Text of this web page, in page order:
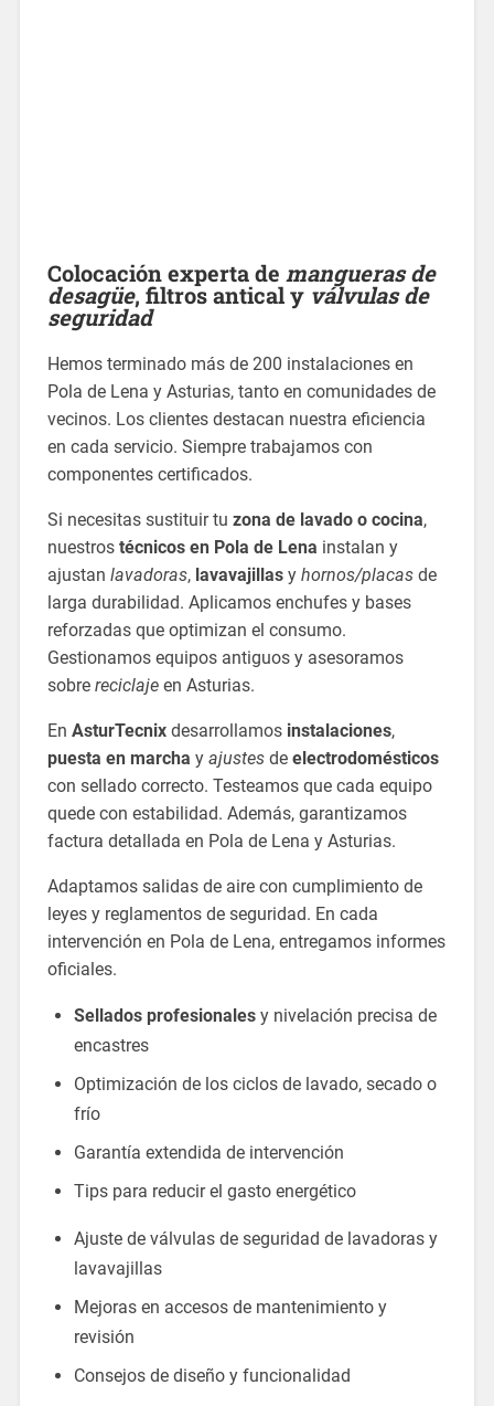
Colocación experta de mangueras de
desagüe, filtros anticaly válvulas de
seguridad
Hemos terminado más de 200 instalaciones en
Pola de Lena y Asturias, tanto en comunidades de
vecinos. Los clientes destacan nuestra eficiencia
en cada servicio. Siempre trabajamos con
componentes certificados.
Si necesitas sustituir tu zona de lavado o cocina,
nuestros técnicos en Pola de Lena instalan y
ajustan lavadoras, lavavajillasy hornos/placasde
larga durabilidad. Aplicamos enchufes y bases
reforzadas que optimizan el consumo.
Gestionamos equipos antiguos y asesoramos
sobre reciclajeen Asturias.
En AsturTecnixdesarrollamos instalaciones,
puesta en marcha y ajustesde electrodomésticos
con sellado correcto. Testeamos que cada equipo
quede con estabilidad. Además, garantizamos
factura detallada en Pola de Lena y Asturias.
Adaptamos salidas de aire con cumplimiento de
leyes y reglamentos de seguridad. En cada
intervención en Pola de Lena, entregamos informes
oficiales.
Sellados profesionalesy nivelación precisa de
encastres
Optimización de los ciclos de lavado, secado o
frío
Garantía extendida de intervención
Tips para reducir el gasto energético
Ajuste de válvulas de seguridad de lavadoras y
lavavajillas
Mejoras en accesos de mantenimiento y
revisión
Consejos de diseño y funcionalidad